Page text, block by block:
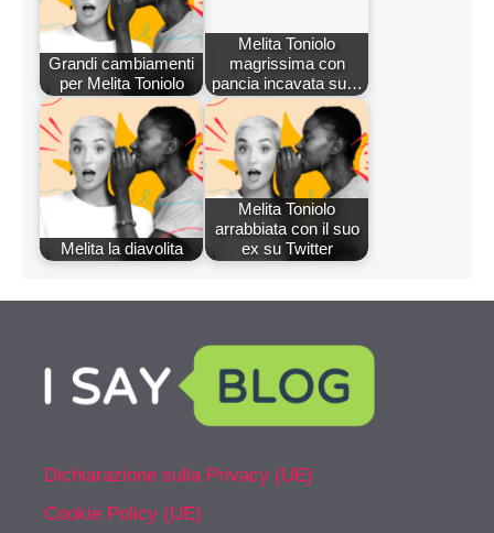
Grandi cambiamenti
per Melita Toniolo
Melita Toniolo
magrissima con
pancia incavata su…
Melita la diavolita
Melita Toniolo
arrabbiata con il suo
ex su Twitter
Dichiarazione sulla Privacy (UE)
Cookie Policy (UE)